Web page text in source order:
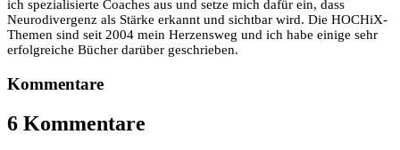
ich spezialisierte Coaches aus und setze mich dafür ein, dass
Neurodivergenz als Stärke erkannt und sichtbar wird. Die HOCHiX-
Themen sind seit 2004 mein Herzensweg und ich habe einige sehr
erfolgreiche Bücher darüber geschrieben.
Kommentare
6 Kommentare